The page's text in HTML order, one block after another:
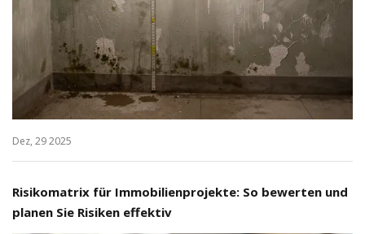
Dez, 29 2025
Risikomatrix für Immobilienprojekte: So bewerten und
planen Sie Risiken effektiv